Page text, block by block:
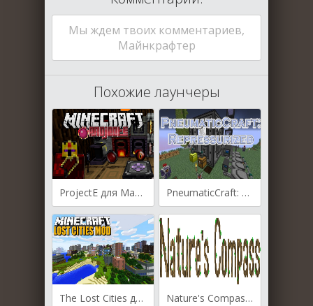
Мы ждем твоих комментариев,
Майнкрафтер
Похожие лаунчеры
ProjectE для Майнкрафт [1.12.2, 1.11.2, 1.10.2] PneumaticCraft: Repressurized для Майнкрафт [1.12.2]
The Lost Cities для Майнкрафт [1.12.2, 1.12, 1.11.2] Nature's Compass для Майнкрафт [1.12.2, 1.12, 1.11.2]